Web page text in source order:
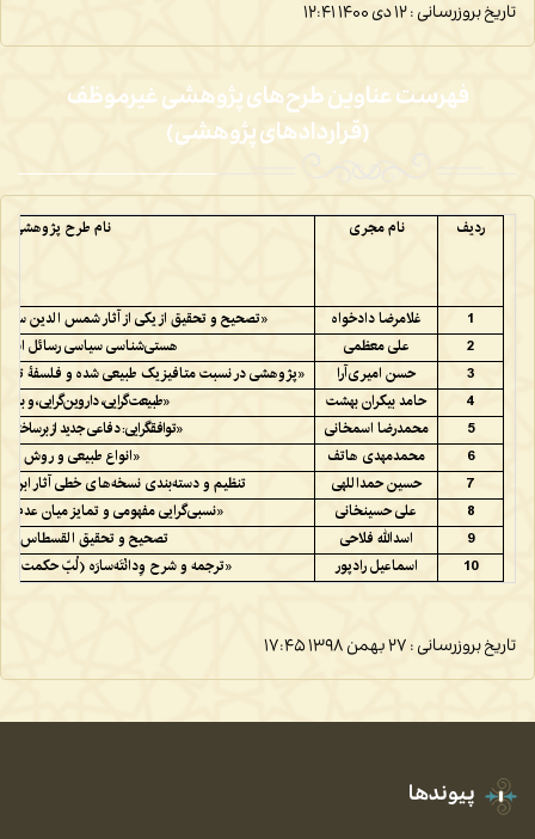
تاریخ بروزرسانی : ۱۲ دی ۱۴۰۰ ۱۲:۴۱
فهرست عناوین طرح‌های پژوهشی غیرموظف
(قراردادهای پژوهشی)
ردیف نام مجری نام طرح پژوهشی
1 غلامرضا دادخواه
«تصحیح و تحقیق از یکی از آثار شمس الدین
2
علی معظمی
هستی‌شناسی سیاسی رسائل
3
حسن امیری‌آرا
«پژوهشی در نسبت متافیزیک طبیعی شده و فلسفۀ
4
حامد بیکران بهشت
«طبیعت‌گرایی، داروین‌گرایی، و
5
محمدرضا اسمخانی
«توافقگرایی: دفاعی جدید از
6
محمدمهدی هاتف
«انواع طبیعی و روش
7
حسین حمداللهی
تنظیم و دسته‌بندی نسخه‌های خطی آثار
8
علی حسینخانی
«نسبی‌گرایی مفهومی و تمایز میان عدم
9
اسدالله فلاحی
تصحیح و تحقیق القسطاس
10
اسماعیل رادپور «ترجمه و شرح وِدانْتَه‌سارَه (لُبّ حکمت
تاریخ بروزرسانی : ۲۷ بهمن ۱۳۹۸ ۱۷:۴۵
پیوندها